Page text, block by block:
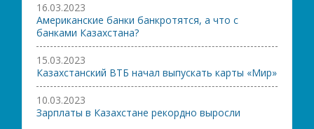
16.03.2023
Американские банки банкротятся, а что с
банками Казахстана?
15.03.2023
Казахстанский ВТБ начал выпускать карты «Мир»
10.03.2023
Зарплаты в Казахстане рекордно выросли